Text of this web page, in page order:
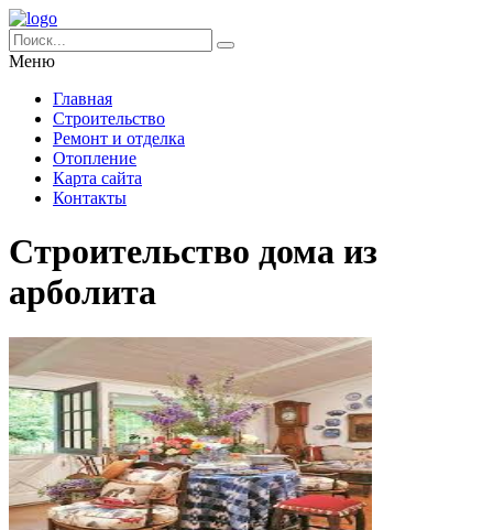
Меню
Главная
Строительство
Ремонт и отделка
Отопление
Карта сайта
Контакты
Строительство дома из
арболита